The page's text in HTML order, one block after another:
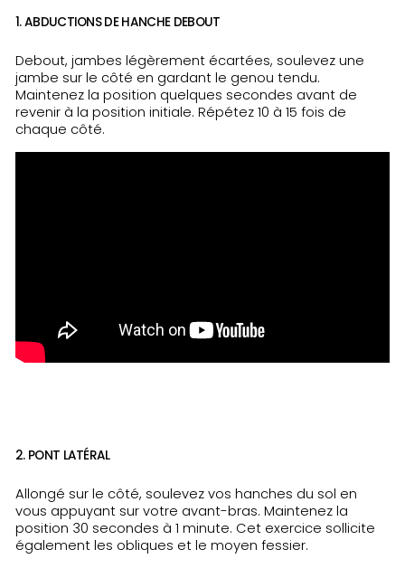
1. ABDUCTIONS DE HANCHE DEBOUT
Debout, jambes légèrement écartées, soulevez une
jambe sur le côté en gardant le genou tendu.
Maintenez la position quelques secondes avant de
revenir à la position initiale. Répétez 10 à 15 fois de
chaque côté.
2. PONT LATÉRAL
Allongé sur le côté, soulevez vos hanches du sol en
vous appuyant sur votre avant-bras. Maintenez la
position 30 secondes à 1 minute. Cet exercice sollicite
également les obliques et le moyen fessier.